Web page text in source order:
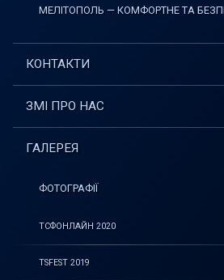
МЕЛІТОПОЛЬ — КОМФОРТНЕ ТА
КОНТАКТИ
ЗМІ ПРО НАС
ГАЛЕРЕЯ
ФОТОГРАФІЇ
ТСФОНЛАЙН 2020
TSFEST 2019